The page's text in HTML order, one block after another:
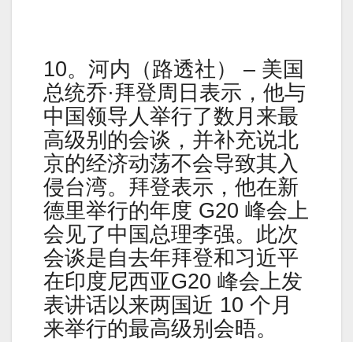
10。河内（路透社） – 美国
总统乔·拜登周日表示，他与
中国领导人举行了数月来最
高级别的会谈，并补充说北
京的经济动荡不会导致其入
侵台湾。拜登表示，他在新
德里举行的年度 G20 峰会上
会见了中国总理李强。此次
会谈是自去年拜登和习近平
在印度尼西亚G20 峰会上发
表讲话以来两国近 10 个月
来举行的最高级别会晤。